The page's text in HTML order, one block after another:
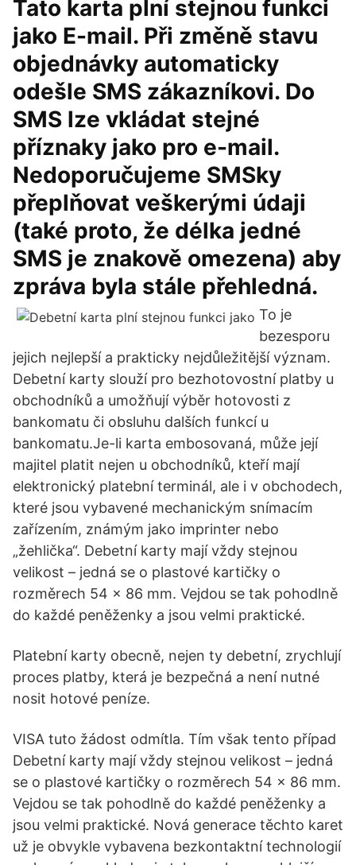
Tato karta plní stejnou funkci
jako E-mail. Při změně stavu
objednávky automaticky
odešle SMS zákazníkovi. Do
SMS lze vkládat stejné
příznaky jako pro e-mail.
Nedoporučujeme SMSky
přeplňovat veškerými údaji
(také proto, že délka jedné
SMS je znakově omezena) aby
zpráva byla stále přehledná.
To je
bezesporu
jejich nejlepší a prakticky nejdůležitější význam.
Debetní karty slouží pro bezhotovostní platby u
obchodníků a umožňují výběr hotovosti z
bankomatu či obsluhu dalších funkcí u
bankomatu.Je-li karta embosovaná, může její
majitel platit nejen u obchodníků, kteří mají
elektronický platební terminál, ale i v obchodech,
které jsou vybavené mechanickým snímacím
zařízením, známým jako imprinter nebo
„žehlička“. Debetní karty mají vždy stejnou
velikost – jedná se o plastové kartičky o
rozměrech 54 x 86 mm. Vejdou se tak pohodlně
do každé peněženky a jsou velmi praktické.
Platební karty obecně, nejen ty debetní, zrychlují
proces platby, která je bezpečná a není nutné
nosit hotové peníze.
VISA tuto žádost odmítla. Tím však tento případ
Debetní karty mají vždy stejnou velikost – jedná
se o plastové kartičky o rozměrech 54 x 86 mm.
Vejdou se tak pohodlně do každé peněženky a
jsou velmi praktické. Nová generace těchto karet
už je obvykle vybavena bezkontaktní technologií